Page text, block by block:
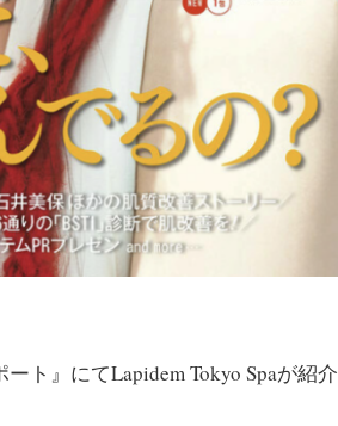
ト』にてLapidem Tokyo Spaが紹介